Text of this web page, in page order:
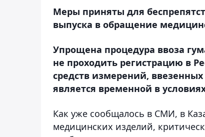
Меры приняты для
выпуска в обращение
Упрощена процедура ввоза
не проходить регистрацию в
средств измерений,
является временной в
Как уже сообщалось в СМИ, в
медицинских изделий,